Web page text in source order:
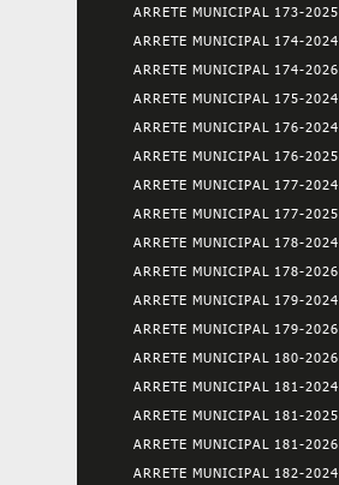
ARRETE MUNICIPAL 173-2025
ARRETE MUNICIPAL 174-2024
ARRETE MUNICIPAL 174-2026
ARRETE MUNICIPAL 175-2024
ARRETE MUNICIPAL 176-2024
ARRETE MUNICIPAL 176-2025
ARRETE MUNICIPAL 177-2024
ARRETE MUNICIPAL 177-2025
ARRETE MUNICIPAL 178-2024
ARRETE MUNICIPAL 178-2026
ARRETE MUNICIPAL 179-2024
ARRETE MUNICIPAL 179-2026
ARRETE MUNICIPAL 180-2026
ARRETE MUNICIPAL 181-2024
ARRETE MUNICIPAL 181-2025
ARRETE MUNICIPAL 181-2026
ARRETE MUNICIPAL 182-2024